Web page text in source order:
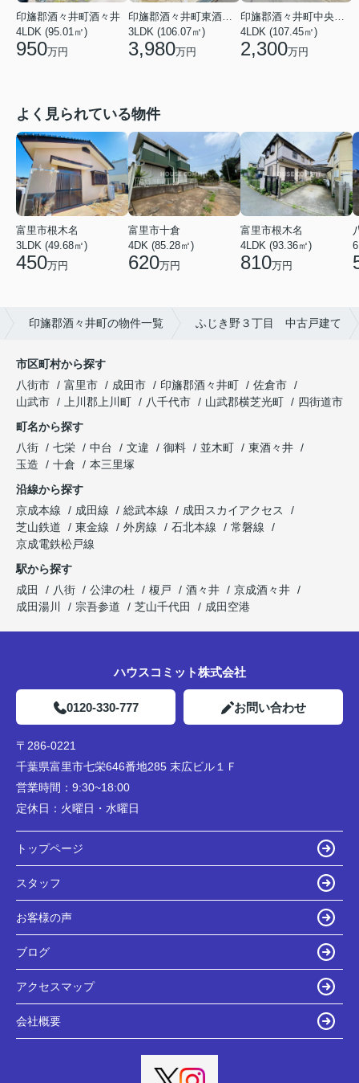
印旛郡酒々井町酒々井
4LDK (95.01㎡)
950万円
印旛郡酒々井町東酒々井１丁目
3LDK (106.07㎡)
3,980万円
印旛郡酒々井町中央台１丁目
4LDK (107.45㎡)
2,300万円
よく見られている物件
富里市根木名
3LDK (49.68㎡)
450万円
富里市十倉
4DK (85.28㎡)
620万円
富里市根木名
4LDK (93.36㎡)
810万円
印旛郡酒々井町の物件一覧 ふじき野３丁目 中古戸建て
市区町村から探す
八街市
富里市 成田市 印旛郡酒々井町
佐倉市
山武市
上川郡上川町 八千代市 山武郡横芝光町
四街道市
町名から探す
八街
七栄 中台 文違 御料 並木町
東酒々井
玉造
十倉
本三里塚
沿線から探す
京成本線
成田線 総武本線
成田スカイアクセス
芝山鉄道
東金線 外房線 石北本線
常磐線
京成電鉄松戸線
駅から探す
成田
八街 公津の杜 榎戸 酒々井
京成酒々井
成田湯川
宗吾参道 芝山千代田 成田空港
ハウスコミット株式会社
0120-330-777 お問い合わせ
〒286-0221
千葉県富里市七栄646番地285 末広ビル１Ｆ
営業時間： 9:30~18:00
定休日： 火曜日・水曜日
トップページ
スタッフ
お客様の声
ブログ
アクセスマップ
会社概要